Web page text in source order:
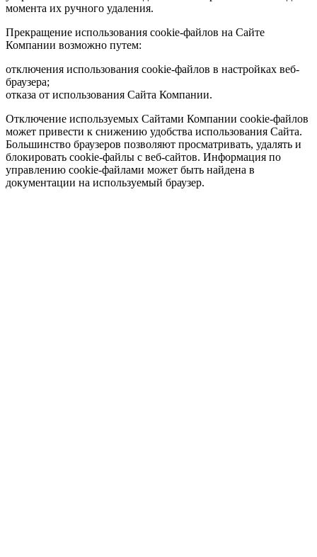
момента их ручного удаления.
Прекращение использования cookie-файлов на Сайте
Компании возможно путем:
отключения использования cookie-файлов в настройках веб-
браузера;
отказа от использования Сайта Компании.
Отключение используемых Сайтами Компании cookie-файлов
может привести к снижению удобства использования Сайта.
Большинство браузеров позволяют просматривать, удалять и
блокировать cookie-файлы c веб-сайтов. Информация по
управлению cookie-файлами может быть найдена в
документации на используемый браузер.